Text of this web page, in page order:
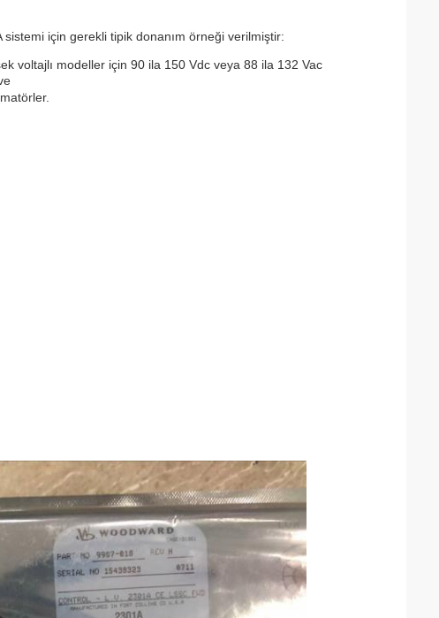
için gerekli tipik donanım örneği verilmiştir:
voltajlı modeller için 90 ila 150 Vdc veya 88 ila 132 Vac